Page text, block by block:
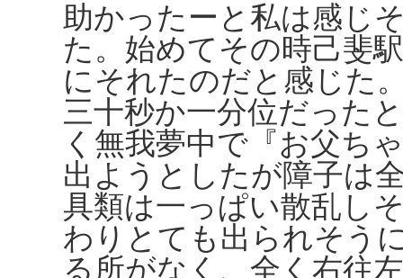
助かったーと私は感じ
た。始めてその時己斐
にそれたのだと感じた
三十秒か一分位だった
く無我夢中で『お父ち
出ようとしたが障子は
具類は一っぱい散乱し
わりとても出られそう
る所がなく、全く右往